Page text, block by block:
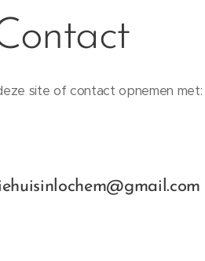
site of contact opnemen met: